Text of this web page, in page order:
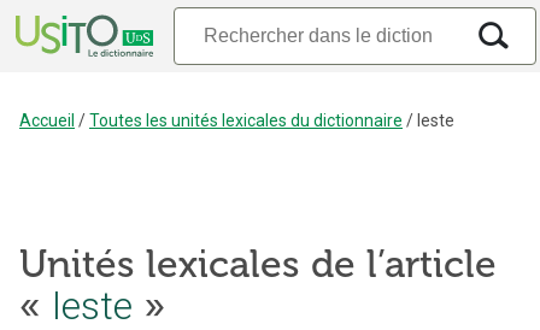
Accueil /Toutes les unités lexicales du dictionnaire / leste
Unités lexicales de l’article
« leste »